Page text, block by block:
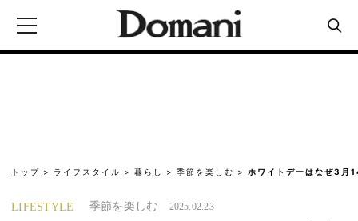
トップ ライフスタイル 暮らし 季節を楽しむ ホワイトデーはなぜ3月
LIFESTYLE 季節を楽しむ 2025.02.23